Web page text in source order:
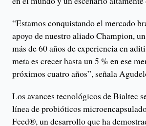
“Estamos conquistando el mercado
apoyo de nuestro aliado Champion,
más de 60 años de experiencia en
meta es crecer hasta un 5 % en ese
próximos cuatro años”, señala
Los avances tecnológicos de Bialtec
línea de probióticos
Feed®️, un desarrollo que ha